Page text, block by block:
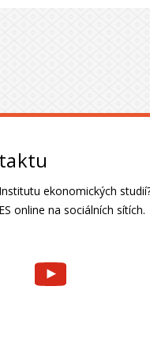
ekonomických
online na sociálních sítích.